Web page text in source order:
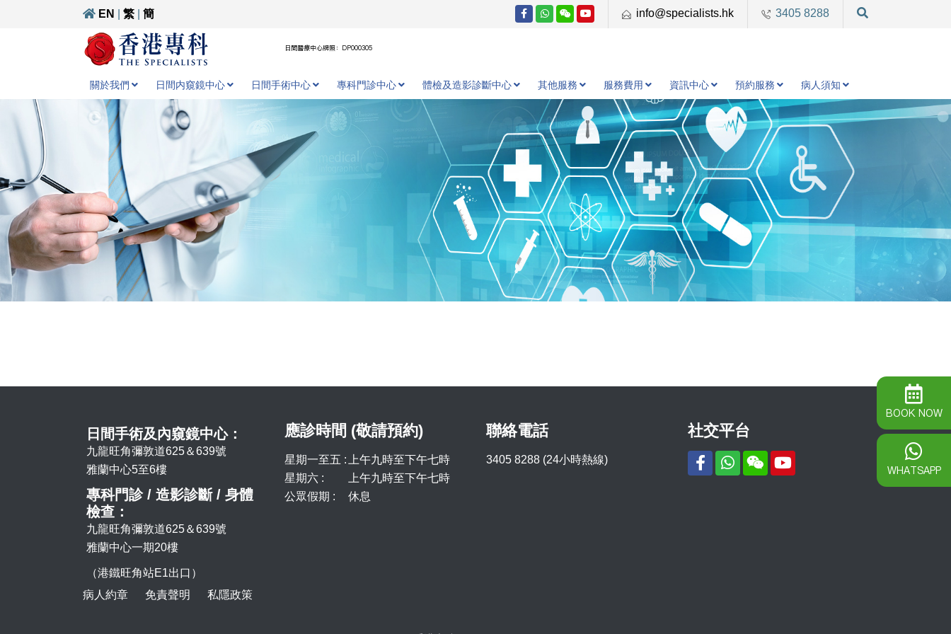
EN 繁 簡 info@specialists.hk 3405 8288
日間醫療中心牌照：DP000305
關於我們 日間内窺鏡中心 日間手術中心 專科門診中心 體檢及造影診斷中心 其他服務 服務費用 資訊中心 預約服務 病人須知
日間手術及內窺鏡中心：
九龍旺角彌敦道625＆639號
雅蘭中心5至6樓
專科門診 / 造影診斷 / 身體
檢查：
九龍旺角彌敦道625＆639號
雅蘭中心一期20樓
（港鐵旺角站E1出口）
應診時間 (敬請預約)
星期一至五 :
上午九時至下午七時
星期六 :
上午九時至下午七時
公眾假期 :
休息
聯絡電話
3405 8288 (24小時熱線)
社交平台
病人約章 免責聲明 私隱政策
BOOK NOW
WHATSAPP